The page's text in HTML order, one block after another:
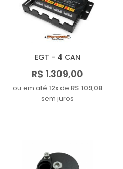
EGT - 4 CAN
R$ 1.309,00
ou em até 12xde R$ 109,08
sem juros